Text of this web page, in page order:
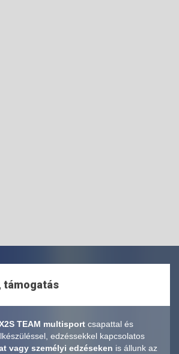
támogatás
TEAM multisport csapattal és
edzéssekkel kapcsolatos
vagy személyi edzéseken is állunk az